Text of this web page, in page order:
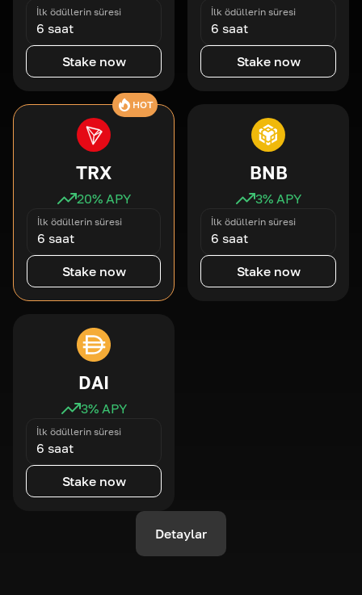
İlk ödüllerin süresi
6 saat
Stake now
İlk ödüllerin süresi
6 saat
Stake now
HOT
TRX
20% APY
İlk ödüllerin süresi
6 saat
Stake now
BNB
3% APY
İlk ödüllerin süresi
6 saat
Stake now
DAI
3% APY
İlk ödüllerin süresi
6 saat
Stake now
Detaylar